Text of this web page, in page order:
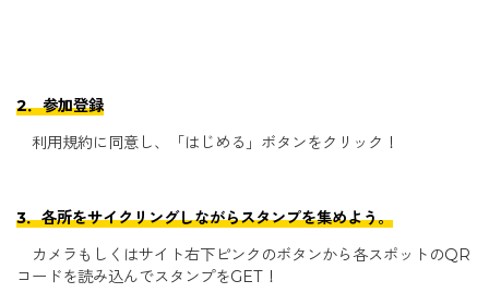
2．参加登録
利用規約に同意し、「はじめる」ボタンをクリック！
3．各所をサイクリングしながらスタンプを集めよう。
カメラもしくはサイト右下ピンクのボタンから各スポットのQR
コードを読み込んでスタンプをGET！